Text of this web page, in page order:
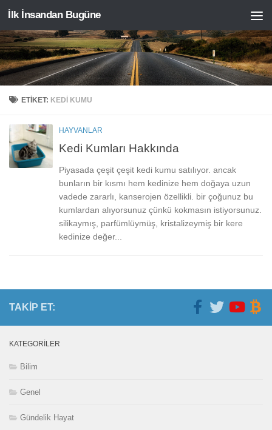
Skip to content
İlk İnsandan Bugüne
ETIKET: KEDI KUMU
HAYVANLAR
Kedi Kumları Hakkında
Piyasada çeşit çeşit kedi kumu satılıyor. ancak
bunların bir kısmı hem kedinize hem doğaya uzun
vadede zararlı, kanserojen özellikli. bir çoğunuz bu
kumlardan alıyorsunuz çünkü kokmasın istiyorsunuz.
silikaymış, parfümlüymüş, kristalizeymiş bir kere
kedinize değer...
TAKIP ET:
KATEGORILER
Bilim
Genel
Gündelik Hayat